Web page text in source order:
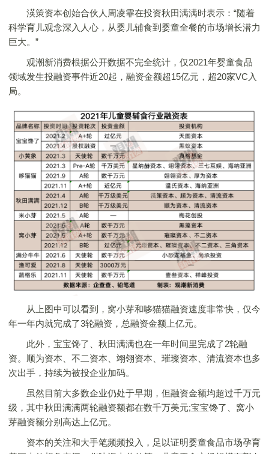
渶策资本创始合伙人周凌霏在投资秋田满满时表示：“随着
科学育儿观念深入人心，从婴儿辅食到婴童全餐的市场增长潜力
巨大。”
观潮新消费根据公开数据不完全统计，仅2021年婴童食品
领域发生投融资事件近20起，融资金额超15亿元，超20家VC入
局。
从上图中可以看到，窝小芽和哆猫猫融资速度非常快，仅今
年一年内就完成了3轮融资，总融资金额上亿元。
此外，宝宝馋了、秋田满满也在一年时间里完成了2轮融
资。顺为资本、不二资本、翊翎资本、璀璨资本、清流资本也多
次出手，持续为被投企业加码。
虽然目前大多数企业仍处于早期，但融资金额均超过千万元
级，其中秋田满满两轮融资额都在数千万美元;宝宝馋了、窝小
芽融资额分别高达上亿元。
资本的关注和大手笔频频投入，足以证明婴童食品市场孕育